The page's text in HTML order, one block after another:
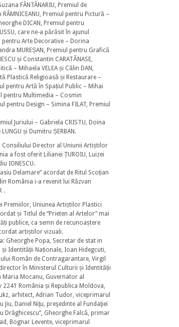
FÂNTÂNARIU, Premiul de
RÂMNICEANU, Premiul pentru Pictură –
DICAN, Premiul pentru
care ne-a părăsit în ajunul
Arte Decorative – Dorina
MUREȘAN, Premiul pentru Grafică
și Constantin CARATĂNASE,
– Mihaela VELEA și Călin DAN,
Plastică Religioasă și Restaurare –
pentru Artă în Spațiul Public – Mihai
pentru Multimedia – Cosmin
pentru Design – Simina FILAT, Premiul
Juriului – Gabriela CRISTU, Doina
LUNGU și Dumitru ȘERBAN.
Consiliului Director al Uniunii Artiștilor
a fost oferit Lilianei ȚUROIU, Luizei
IONESCU.
Delamare” acordat de Ritul Scoțian
România i-a revenit lui Răzvan
.
Premiilor, Uniunea Artiștilor Plastici
și Titlul de “Prieten al Artelor” mai
publice, ca semn de recunoaștere
artiștilor vizuali.
Gheorghe Popa, Secretar de stat in
Identității Naționale, Ioan Hidegcuti,
Român de Contragarantare, Virgil
în Ministerul Culturii și Identității
Maria Mocanu, Guvernator al
2241 România și Republica Moldova,
arhitect, Adrian Tudor, viceprimarul
Jiu, Daniel Niţu, preşedinte al Fundaţiei
Drăghicescu”, Gheorghe Falcă, primar
Bognar Levente, viceprimarul